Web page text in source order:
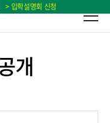
> 입학설명회 신청
개